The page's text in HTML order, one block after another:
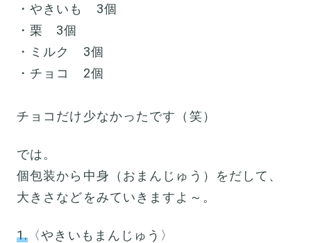
・やきいも 3個
・栗 3個
・ミルク 3個
・チョコ 2個
チョコだけ少なかったです（笑）
では。
個包装から中身（おまんじゅう）をだして、
大きさなどをみていきますよ～。
1. 〈やきいもまんじゅう〉